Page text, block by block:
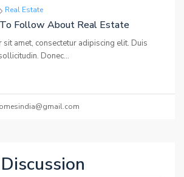
Real Estate
Follow About Real Estate
amet, consectetur adipiscing elit. Duis
Donec...